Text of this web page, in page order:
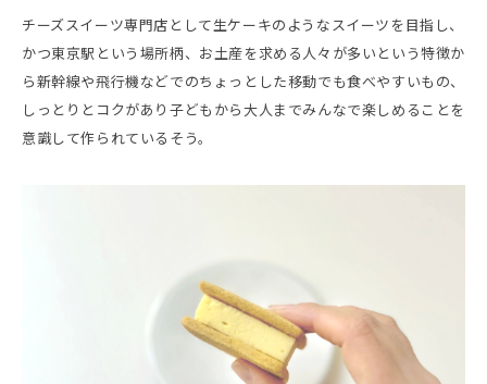
チーズスイーツ専門店として生ケーキのようなスイーツを目指し、
かつ東京駅という場所柄、お土産を求める人々が多いという特徴か
ら新幹線や飛行機などでのちょっとした移動でも食べやすいもの、
しっとりとコクがあり子どもから大人までみんなで楽しめることを
意識して作られているそう。